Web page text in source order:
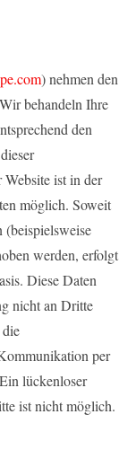
) nehmen den
behandeln Ihre
den
ist in der
möglich. Soweit
(beispielsweise
werden, erfolgt
Diese Daten
nicht an Dritte
per
lückenloser
ist nicht möglich.